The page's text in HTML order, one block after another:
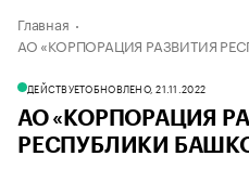
Главная
АО «КОРПОРАЦИЯ РАЗВИТИЯ
ДЕЙСТВУЕТОБНОВЛЕНО, 21.11.2022
АО «КОРПОРАЦИЯ
РЕСПУБЛИКИ